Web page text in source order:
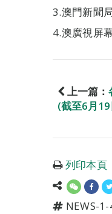
3.澳門新聞
4.澳廣視屏
上一篇：
(截至6月
列印本頁
NEWS-